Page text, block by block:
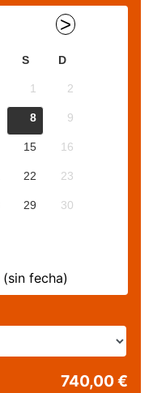
S D
1 2
8 9
15 16
22 23
29 30
(sin fecha)
740,00 €